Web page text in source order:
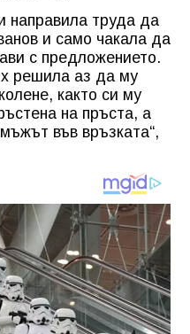
направила труда да
и само чакала да
с предложението.
решила аз да му
както си му
на пръста, а
във връзката“,